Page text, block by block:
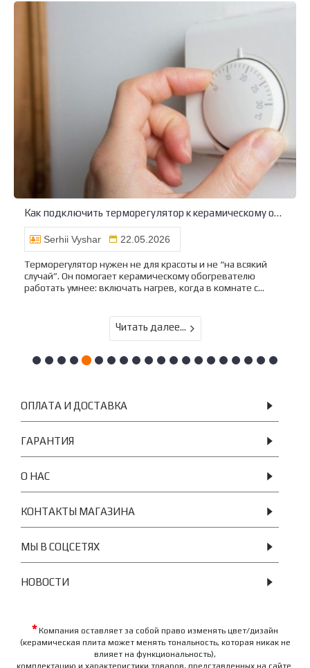
Как подключить терморегулятор к керамическому обогревателю
Serhii Vyshar 22.05.2026
Терморегулятор нужен не для красоты и не “на всякий
случай”. Он помогает керамическому обогревателю
работать умнее: включать нагрев, когда в комнате с...
Читать далее...
ОПЛАТА И ДОСТАВКА
ГАРАНТИЯ
О НАС
КОНТАКТЫ МАГАЗИНА
МЫ В СОЦСЕТЯХ
НОВОСТИ
* Компания оставляет за собой право изменять цвет/дизайн
(керамическая плита может менять тональность, которая никак не
влияет на функциональность),